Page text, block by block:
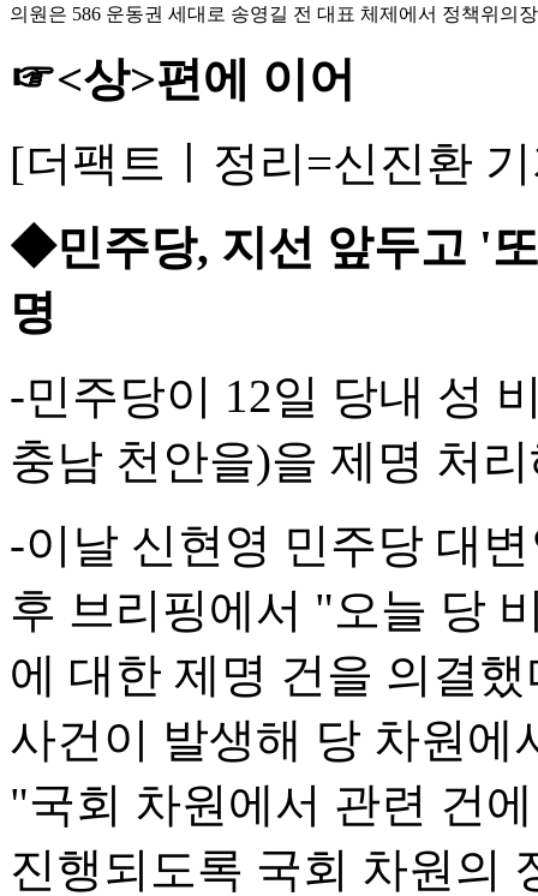
의원은 586 운동권 세대로 송영길 전 대표 체제에서 정책위의
☞<상>편에 이어
[더팩트ㅣ정리=신진환
◆민주당, 지선 앞두고 '
명
-민주당이 12일 당내 성
충남 천안을)을 제명 처
-이날 신현영 민주당 대
후 브리핑에서 "오늘 당
에 대한 제명 건을 의결
사건이 발생해 당 차원에
"국회 차원에서 관련 건
진행되도록 국회 차원의